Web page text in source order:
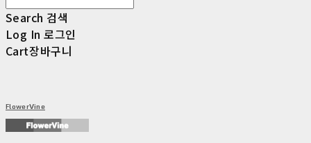
Search 검색
Log In 로그인
Cart장바구니
FlowerVine